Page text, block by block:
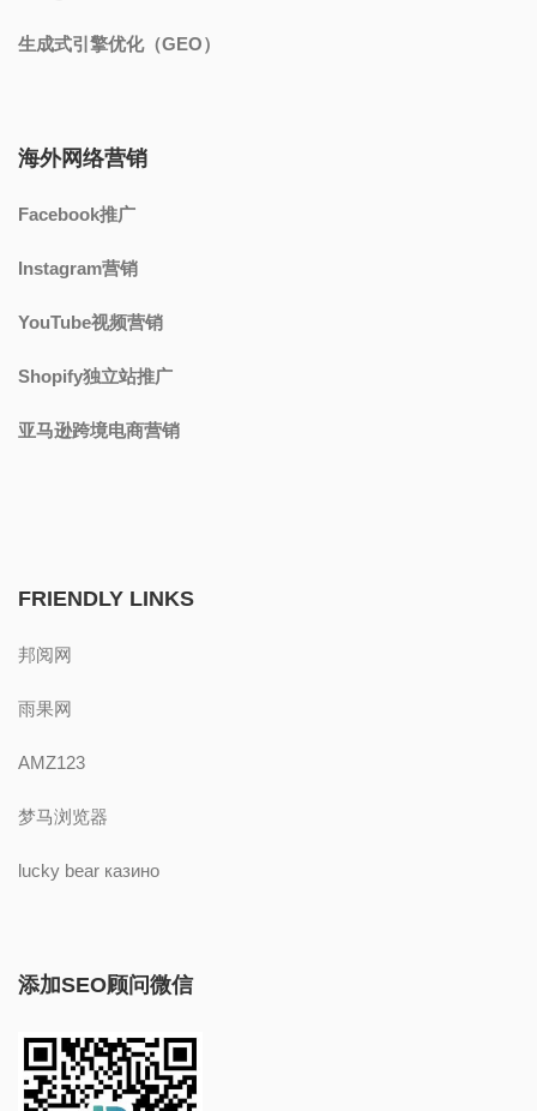
生成式引擎优化（GEO）
海外网络营销
Facebook推广
Instagram营销
YouTube视频营销
Shopify独立站推广
亚马逊跨境电商营销
FRIENDLY LINKS
邦阅网
雨果网
AMZ123
梦马浏览器
lucky bear казино
添加SEO顾问微信